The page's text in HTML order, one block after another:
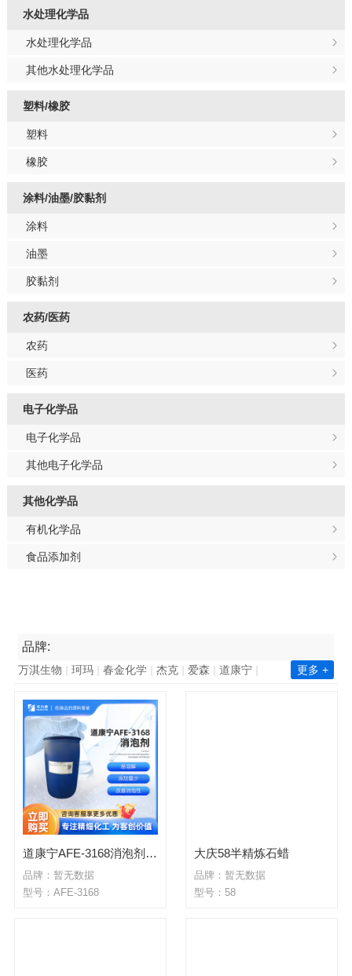
水处理化学品
水处理化学品
其他水处理化学品
塑料/橡胶
塑料
橡胶
涂料/油墨/胶黏剂
涂料
油墨
胶黏剂
农药/医药
农药
医药
电子化学品
电子化学品
其他电子化学品
其他化学品
有机化学品
食品添加剂
品牌:
万淇生物 珂玛 春金化学 杰克 爱森
道康宁
西卡
凯星 金川集团 诺力昂
毕克化学
百花 陶氏 赢创
华纳
海明斯 华山 韩华化学
科慕化学
东洋纺 ALUMINA
更多 +
道康宁AFE-3168消泡剂 易溶解 添加量少 改善消泡性
品牌：暂无数据
型号：AFE-3168
大庆58半精炼石蜡
品牌：暂无数据
型号：58